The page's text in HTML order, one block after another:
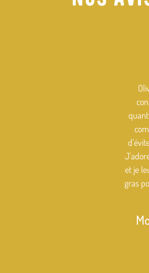
et je
gras